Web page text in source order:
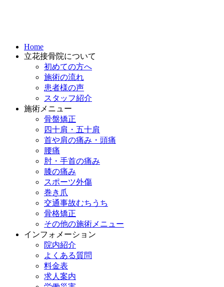
Home
立花接骨院について
初めての方へ
施術の流れ
患者様の声
スタッフ紹介
施術メニュー
骨盤矯正
四十肩・五十肩
首や肩の痛み・頭痛
腰痛
肘・手首の痛み
膝の痛み
スポーツ外傷
巻き爪
交通事故むちうち
骨格矯正
その他の施術メニュー
インフォメーション
院内紹介
よくある質問
料金表
求人案内